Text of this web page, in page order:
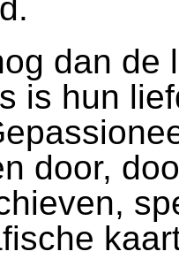
dan de
is hun
door,